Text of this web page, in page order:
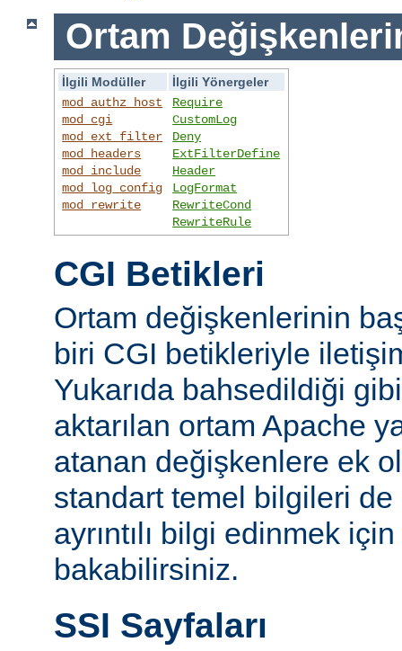
Ortam
İlgili Modüller
İlgili Yönergeler
mod_authz_host
mod_cgi
mod_ext_filter
mod_headers
mod_include
mod_log_config
mod_rewrite
Require
CustomLog
Deny
ExtFilterDefine
Header
LogFormat
RewriteCond
RewriteRule
CGI Betikleri
Ortam değişkenlerinin
biri CGI betikleriyle
Yukarıda bahsedildiği
aktarılan ortam Apache
atanan değişkenlere ek
standart temel bilgileri
ayrıntılı bilgi edinmek için
bakabilirsiniz.
SSI Sayfaları